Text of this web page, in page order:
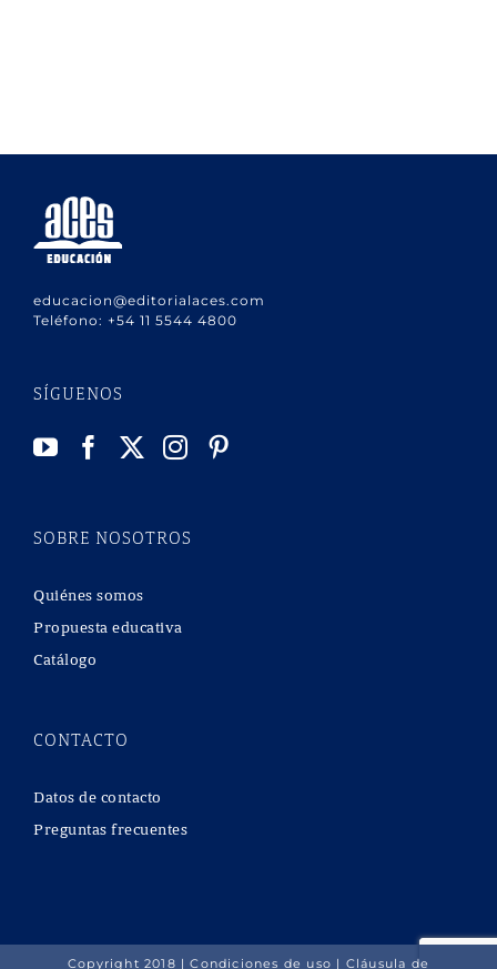
educacion@editorialaces.com
Teléfono: +54 11 5544 4800
SÍGUENOS
SOBRE NOSOTROS
Quiénes somos
Propuesta educativa
Catálogo
CONTACTO
Datos de contacto
Preguntas frecuentes
Copyright 2018 |Condiciones de uso | Cláusula de